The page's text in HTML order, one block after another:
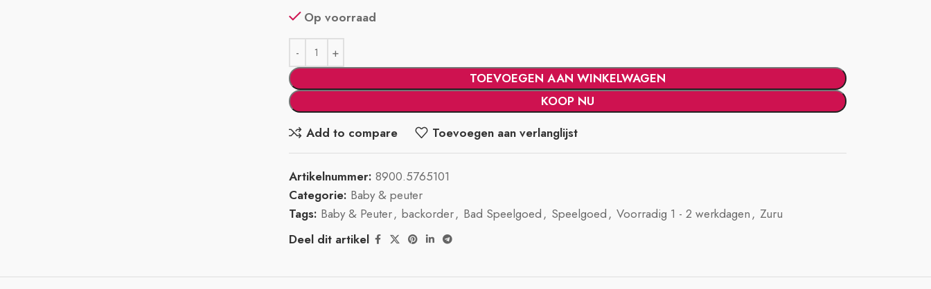
Op voorraad
TOEVOEGEN AAN WINKELWAGEN
KOOP NU
Add to compare
Toevoegen aan verlanglijst
Artikelnummer:8900.5765101
Categorie: Baby & peuter
Tags: Baby & Peuter, backorder, Bad Speelgoed, Speelgoed, Voorradig 1 - 2 werkdagen, Zuru
Deel dit artikel